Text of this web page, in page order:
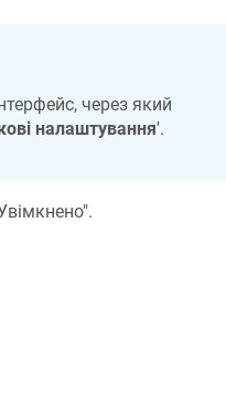
через який
налаштування'.